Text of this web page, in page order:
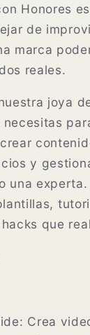
Honores
de
marca
reales.
joya
y
una experta.
que
Crea